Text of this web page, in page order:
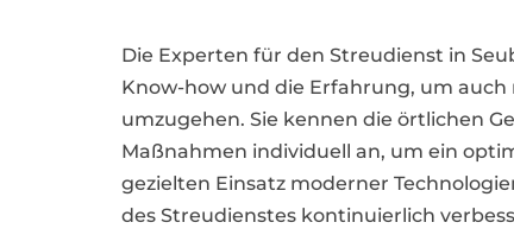
Die Experten für den Streudienst in
Know-how und die Erfahrung, um
umzugehen. Sie kennen die örtlichen
Maßnahmen individuell an, um ein
gezielten Einsatz moderner
des Streudienstes kontinuierlich